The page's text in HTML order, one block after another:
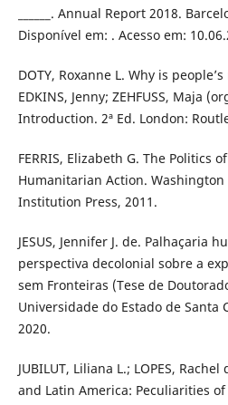
______. Annual Report 2018.
Disponível em: . Acesso em:
DOTY, Roxanne L. Why is
EDKINS, Jenny; ZEHFUSS, Maja
Introduction. 2ª Ed. London:
FERRIS, Elizabeth G. The Politics
Humanitarian Action. Washington
Institution Press, 2011.
JESUS, Jennifer J. de. Palhaçaria
perspectiva decolonial sobre a
sem Fronteiras (Tese de
Universidade do Estado de Santa
2020.
JUBILUT, Liliana L.; LOPES,
and Latin America: Peculiarities